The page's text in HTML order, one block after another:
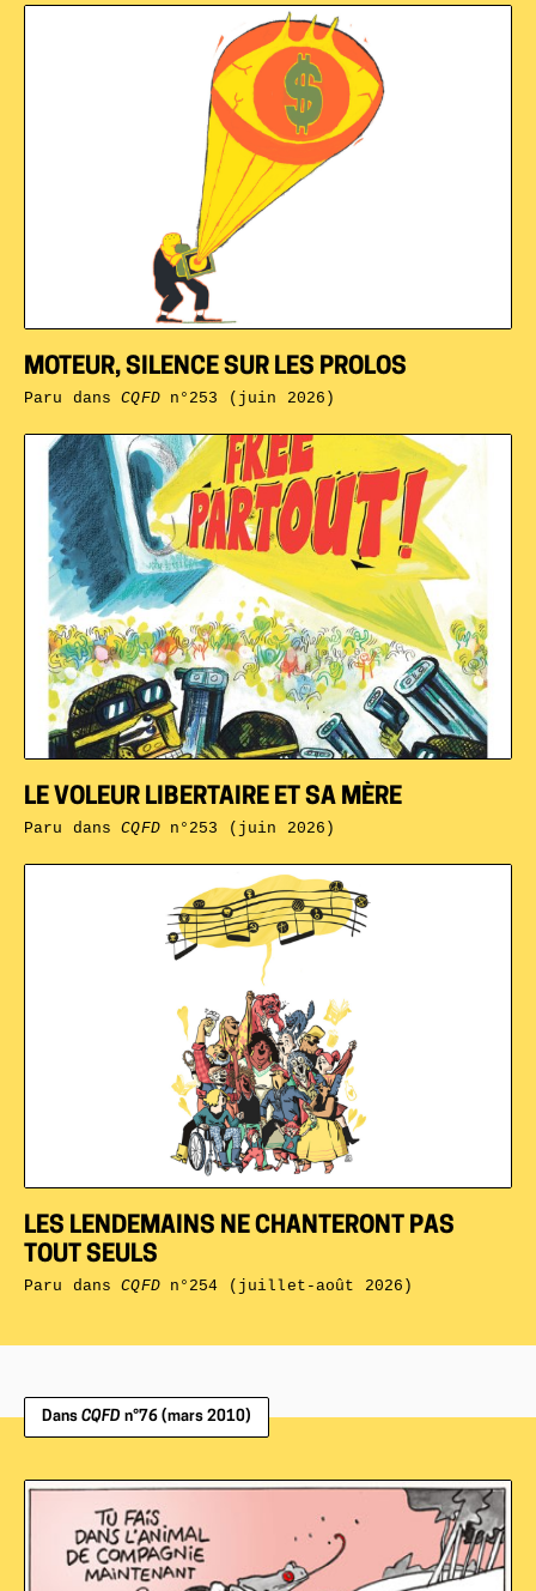
LES LENDEMAINS NE CHANTERONT PAS
TOUT SEULS
Paru dansCQFDn°254 (juillet-août 2026)
LE VOLEUR LIBERTAIRE ET SA MÈRE
Paru dansCQFDn°253 (juin 2026)
MOTEUR, SILENCE SUR LES PROLOS
Paru dansCQFDn°253 (juin 2026)
Dans CQFD n°76 (mars 2010)